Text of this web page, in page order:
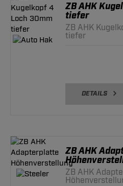
ZB AHK
tiefer
ZB AHK
tiefer
DETAILS
ZB AHK
ZB AHK